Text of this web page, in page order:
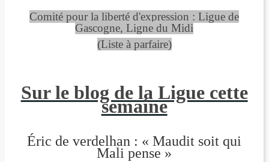
Comité pour la liberté d'expression : Ligue de
Gascogne, Ligne du Midi
(Liste à parfaire)
Sur le blog de la Ligue cette
semaine
Éric de verdelhan : « Maudit soit qui
Mali pense »